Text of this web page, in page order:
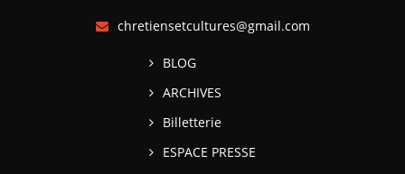
chretiensetcultures@gmail.com
BLOG
ARCHIVES
Billetterie
ESPACE PRESSE